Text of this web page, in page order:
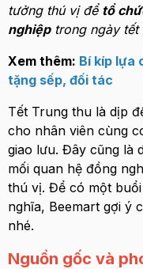
tưởng thú vị để tổ
nghiệptrong ngày tết
Xem thêm: Bí kíp lựa
tặng sếp, đối tác
Tết Trung thu là dịp
cho nhân viên cùng
giao lưu. Đây cũng là
mối quan hệ đồng
thú vị. Để có một
nghĩa, Beemart gợi ý
nhé.
Nguồn gốc và